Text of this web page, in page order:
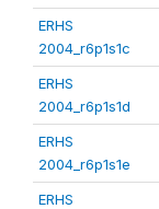
ERHS
2004_r6p1s1c
ERHS
2004_r6p1s1d
ERHS
2004_r6p1s1e
ERHS